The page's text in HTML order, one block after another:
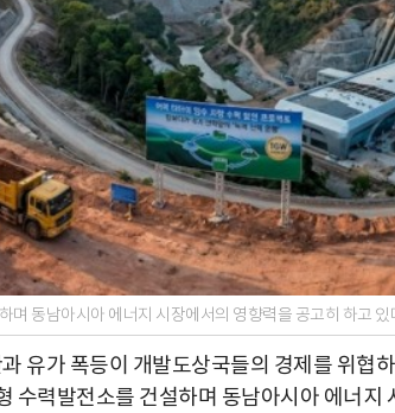
며 동남아시아 에너지 시장에서의 영향력을 공고히 하고 있
유가 폭등이 개발도상국들의 경제를 위협
수력발전소를 건설하며 동남아시아 에너지